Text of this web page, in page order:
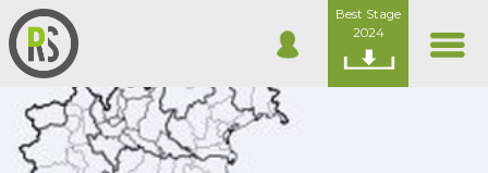
Best Stage
2024